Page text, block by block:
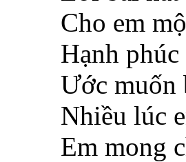
Cho em
Hạnh
Ước muốn
Nhiều lúc
Em mong